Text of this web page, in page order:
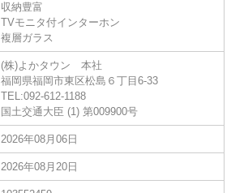
収納豊富
TVモニタ付インターホン
複層ガラス
(株)よかタウン 本社
福岡県福岡市東区松島６丁目6-33
TEL:092-612-1188
国土交通大臣 (1) 第009900号
2026年08月06日
2026年08月20日